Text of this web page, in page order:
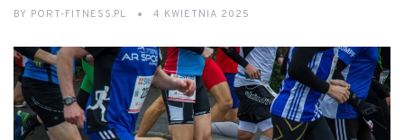
BY PORT-FITNESS.PL 4 KWIETNIA 2025